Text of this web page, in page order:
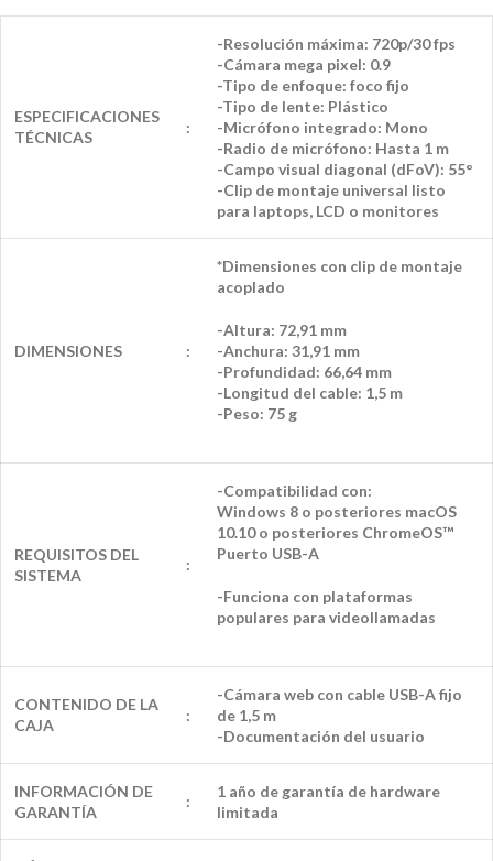
ESPECIFICACIONES
TÉCNICAS
:
-Resolución máxima: 720p/30 fps
-Cámara mega pixel: 0.9
-Tipo de enfoque: foco fijo
-Tipo de lente: Plástico
-Micrófono integrado: Mono
-Radio de micrófono: Hasta 1 m
-Campo visual diagonal (dFoV): 55°
-Clip de montaje universal listo
para laptops, LCD o monitores
DIMENSIONES :
*Dimensiones con clip de montaje
acoplado
-Altura: 72,91 mm
-Anchura: 31,91 mm
-Profundidad: 66,64 mm
-Longitud del cable: 1,5 m
-Peso: 75 g
REQUISITOS DEL
SISTEMA
:
-Compatibilidad con:
Windows 8 o posteriores macOS
10.10 o posteriores ChromeOS™
Puerto USB-A
-Funciona con plataformas
populares para videollamadas
CONTENIDO DE LA
CAJA
:
-Cámara web con cable USB-A fijo
de 1,5 m
-Documentación del usuario
INFORMACIÓN DE
GARANTÍA
:
1 año de garantía de hardware
limitada